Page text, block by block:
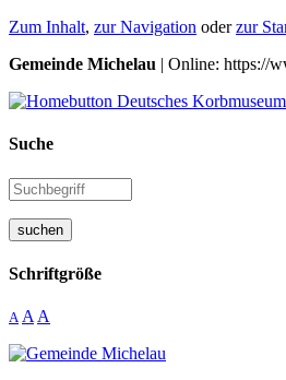
Zum Inhalt, zur Navigation oderzur
Gemeinde Michelau | Online: https://
Suche
suchen
Schriftgröße
A A A